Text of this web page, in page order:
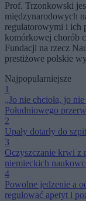
Prof. Trzonkowski
międzynarodowych
regulatorowymi i ich
komórkowej chorób
Fundacji na rzecz
prestiżowe polskie
Najpopularniejsze
1
„Jo nie chcioła, jo
Południowego
2
Upały dotarły do
3
Oczyszczanie krwi z
niemieckich
4
Powolne jedzenie a
regulować apetyt i